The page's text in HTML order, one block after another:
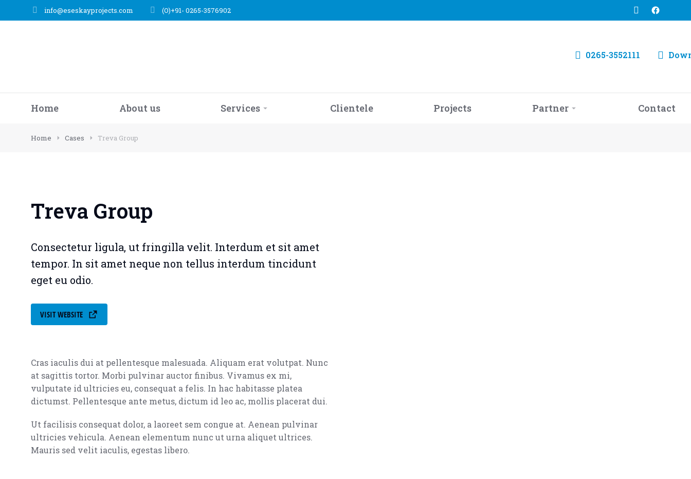
info@eseskayprojects.com (O)+91- 0265-3576902
0265-3552111
Home About us Services Clientele Projects Partner Contact
Home Cases Treva Group
Treva Group
Consectetur ligula, ut fringilla velit. Interdum et sit amet
tempor. In sit amet neque non tellus interdum tincidunt
eget eu odio.
VISIT WEBSITE
Cras iaculis dui at pellentesque malesuada. Aliquam erat volutpat. Nunc
at sagittis tortor. Morbi pulvinar auctor finibus. Vivamus ex mi,
vulputate id ultricies eu, consequat a felis. In hac habitasse platea
dictumst. Pellentesque ante metus, dictum id leo ac, mollis placerat dui.
Ut facilisis consequat dolor, a laoreet sem congue at. Aenean pulvinar
ultricies vehicula. Aenean elementum nunc ut urna aliquet ultrices.
Mauris sed velit iaculis, egestas libero.